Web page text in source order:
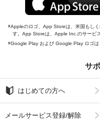
Appleのロゴ、App Storeは、米国もし
す。App Storeは、Apple Inc.のサービ
Google Play および Google Play ロゴは
サ
はじめての方へ
メールサービス登録/解除